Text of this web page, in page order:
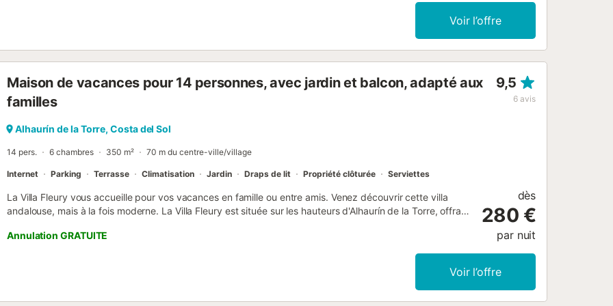
Voir l’offre
Maison de vacances pour 14 personnes, avec jardin et balcon, adapté aux
familles
9,5
6 avis
Alhaurín de la Torre, Costa del Sol
14 pers. 6 chambres 350 m² 70 m du centre-ville/village
Internet Parking Terrasse Climatisation Jardin Draps de lit Propriété clôturée Serviettes
La Villa Fleury vous accueille pour vos vacances en famille ou entre amis. Venez découvrir cette villa
andalouse, mais à la fois moderne. La Villa Fleury est située sur les hauteurs d'Alhaurín de la Torre, offrant
800 mètres du centre d'Alhaurín de la Torre avec toutes les commodités nécessaires. Plage : 8
kilomètres. Aéroport : 10 kilomètres, centre de Málaga : 20 kilomètres. La Villa Fleury vous accueille sur
deux niveaux : Au premier étage : - Un hall d'entrée qui mène à une salle à manger avec une table pour
14 personnes. - La cuisine est ouverte sur la salle à manger et le salon. La cuisine est moderne, meublée,
équipée (réfrigérateur américain, plaque 5 feux, four, micro-ondes, lave-vaisselle, cave à vin, paellera,
Annulation GRATUITE
dès
280 €
par nuit
Voir l’offre